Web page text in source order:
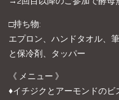
□持ち物:
エプロン、ハンドタオル、
と保冷剤、タッパー
《 メニュー 》
♦︎イチジクとアーモンドのビ